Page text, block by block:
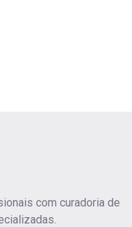
com curadoria de